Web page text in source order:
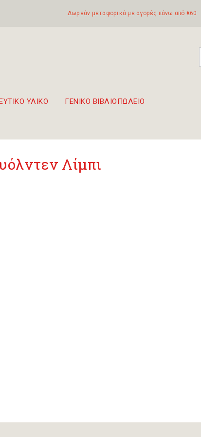
Δωρεάν μεταφορικά με αγορές πάνω από €60
ΥΛΙΚΟ ΓΕΝΙΚΟ ΒΙΒΛΙΟΠΩΛΕΙΟ
Λίμπι